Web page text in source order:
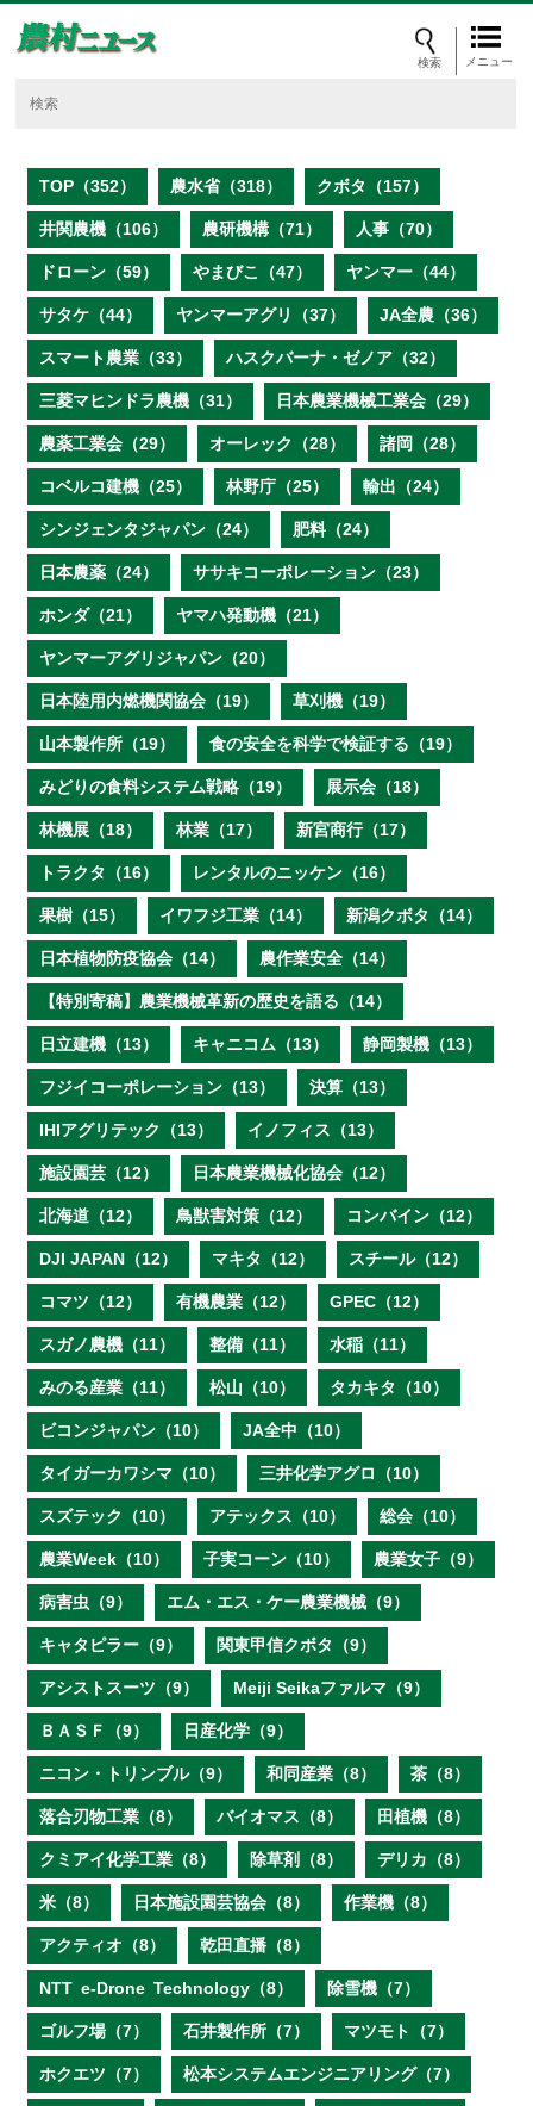
メニュー
TOP（352） 農水省（318） クボタ（157）
井関農機（106） 農研機構（71） 人事（70）
ドローン（59） やまびこ（47） ヤンマー（44）
サタケ（44） ヤンマーアグリ（37） JA全農（36）
スマート農業（33） ハスクバーナ・ゼノア（32）
三菱マヒンドラ農機（31） 日本農業機械工業会（29）
農薬工業会（29） オーレック（28） 諸岡（28）
コベルコ建機（25） 林野庁（25） 輸出（24）
シンジェンタジャパン（24） 肥料（24）
日本農薬（24） ササキコーポレーション（23）
ホンダ（21） ヤマハ発動機（21）
ヤンマーアグリジャパン（20）
日本陸用内燃機関協会（19） 草刈機（19）
山本製作所（19） 食の安全を科学で検証する（19）
みどりの食料システム戦略（19） 展示会（18）
林機展（18） 林業（17） 新宮商行（17）
トラクタ（16） レンタルのニッケン（16）
果樹（15） イワフジ工業（14） 新潟クボタ（14）
日本植物防疫協会（14） 農作業安全（14）
【特別寄稿】農業機械革新の歴史を語る（14）
日立建機（13） キャニコム（13） 静岡製機（13）
フジイコーポレーション（13） 決算（13）
IHIアグリテック（13） イノフィス（13）
施設園芸（12） 日本農業機械化協会（12）
北海道（12） 鳥獣害対策（12） コンバイン（12）
DJI JAPAN（12） マキタ（12） スチール（12）
コマツ（12） 有機農業（12） GPEC（12）
スガノ農機（11） 整備（11） 水稲（11）
みのる産業（11） 松山（10） タカキタ（10）
ビコンジャパン（10） JA全中（10）
タイガーカワシマ（10） 三井化学アグロ（10）
スズテック（10） アテックス（10） 総会（10）
農業Week（10） 子実コーン（10） 農業女子（9）
病害虫（9） エム・エス・ケー農業機械（9）
キャタピラー（9） 関東甲信クボタ（9）
アシストスーツ（9） Meiji Seikaファルマ（9）
ＢＡＳＦ（9） 日産化学（9）
ニコン・トリンブル（9） 和同産業（8） 茶（8）
落合刃物工業（8） バイオマス（8） 田植機（8）
クミアイ化学工業（8） 除草剤（8） デリカ（8）
米（8） 日本施設園芸協会（8） 作業機（8）
アクティオ（8） 乾田直播（8）
NTT e‐Drone Technology（8） 除雪機（7）
ゴルフ場（7） 石井製作所（7） マツモト（7）
ホクエツ（7） 松本システムエンジニアリング（7）